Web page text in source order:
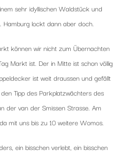
sehr idyllischen Waldstück und
Hamburg lockt dann aber doch.
können wir nicht zum Übernachten
Markt ist. Der in Mitte ist schon völlig
ist weit draussen und gefällt
Tipp des Parkplatzwächters des
der van der Smissen Strasse. Am
mit uns bis zu 10 weitere Womos.
ein bisschen verlebt, ein bisschen